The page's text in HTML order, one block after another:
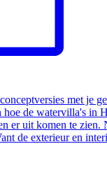
met je
hoe de watervilla's in
er uit komen te
de exterieur en